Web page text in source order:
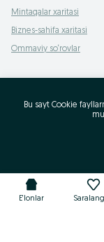
Mintaqalar xaritasi
Biznes-sahifa xaritasi
Ommaviy so‘rovlar
E'lonlar
Bu sayt Cookie